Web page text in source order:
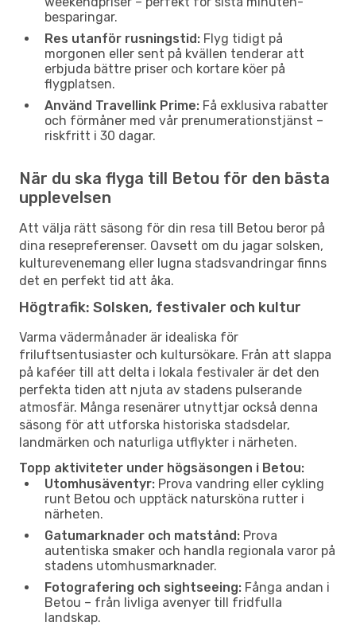
besparingar.
Res utanför rusningstid: Flyg tidigt på
morgonen eller sent på kvällen tenderar att
erbjuda bättre priser och kortare köer på
flygplatsen.
Använd Travellink Prime: Få exklusiva rabatter
och förmåner med vår prenumerationstjänst –
riskfritt i 30 dagar.
När du ska flyga till Betou för den bästa
upplevelsen
Att välja rätt säsong för din resa till Betou beror på
dina resepreferenser. Oavsett om du jagar solsken,
kulturevenemang eller lugna stadsvandringar finns
det en perfekt tid att åka.
Högtrafik: Solsken, festivaler och kultur
Varma vädermånader är idealiska för
friluftsentusiaster och kultursökare. Från att slappa
på kaféer till att delta i lokala festivaler är det den
perfekta tiden att njuta av stadens pulserande
atmosfär. Många resenärer utnyttjar också denna
säsong för att utforska historiska stadsdelar,
landmärken och naturliga utflykter i närheten.
Topp aktiviteter under högsäsongen i Betou:
Utomhusäventyr: Prova vandring eller cykling
runt Betou och upptäck natursköna rutter i
närheten.
Gatumarknader och matstånd: Prova
autentiska smaker och handla regionala varor på
stadens utomhusmarknader.
Fotografering och sightseeing: Fånga andan i
Betou – från livliga avenyer till fridfulla
landskap.